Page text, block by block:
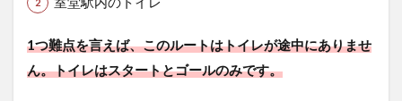
1つ難点を言えば、このルートはトイレが途中にありませ
ん。トイレはスタートとゴールのみです。